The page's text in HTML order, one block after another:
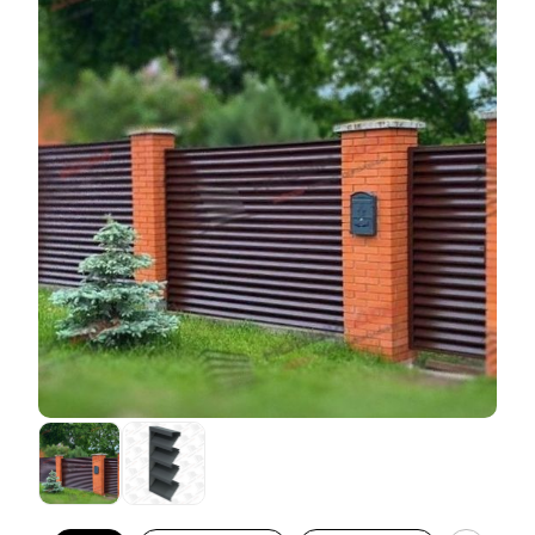
При этом глубина секции остается в своих
стандартных пределах. Как и в прочих вариантах
исполнения заборов, глубина может быть: 50 мм, 60
мм и 80 мм. Функциональные и эксплуатационные
характеристики забора не меняются в зависимости
от выбора глубины секции. При любой глубине
заборы остаются одинаково качественными,
прочными и надежными. Меняется лишь
предыдущих вариантах, можно искать наиболее
подходящий для вас баланс между эффектом
объемности, количеством горизонтальных линий и
изгибов.
варианта есть свои плюсы и минусы. Плюсы в том,
что забор получается дешевле по сравнению с
порошковой окраской. При этом и качество и
дизайнерская составляющая остаются на высоком
уровне. Но есть и ряд минусов. Ассортимент
расцветок и фактур листовой стали, которые
производят наши заводы, не всегда покрывает
желания клиентов. И, к сожалению, этот ассортимент
зачастую доступен только для стали толщиной 0,5
мм. А если необходимо выполнить забор из стали
толще, то ассортимент расцветок сводится в лучшем
случае к трем цветам. И они далеко не ходовые. И
еще одно ограничение в том, что в таком варианте
декоративного покрытия доступны не все варианты
наших конструктивных решений. А это в некоторых
случаях может снизить скорость монтажа забора
(качество забора, при этом, конечно же не страдает).
Тем не менее, для многих эти ограничения не
мешают подобрать подходящий вариант и тогда
такое покрытие является наиболее оптимальным.